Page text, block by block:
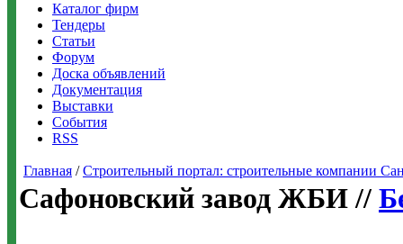
Каталог фирм
Тендеры
Статьи
Форум
Доска объявлений
Документация
Выставки
События
RSS
Главная /Строительный портал: строительные компании
Сафоновский завод ЖБИ //